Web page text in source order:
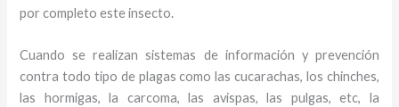
por completo este insecto.
Cuando se realizan sistemas de información y prevención
contra todo tipo de plagas como las cucarachas, los chinches,
las hormigas, la carcoma, las avispas, las pulgas, etc, la